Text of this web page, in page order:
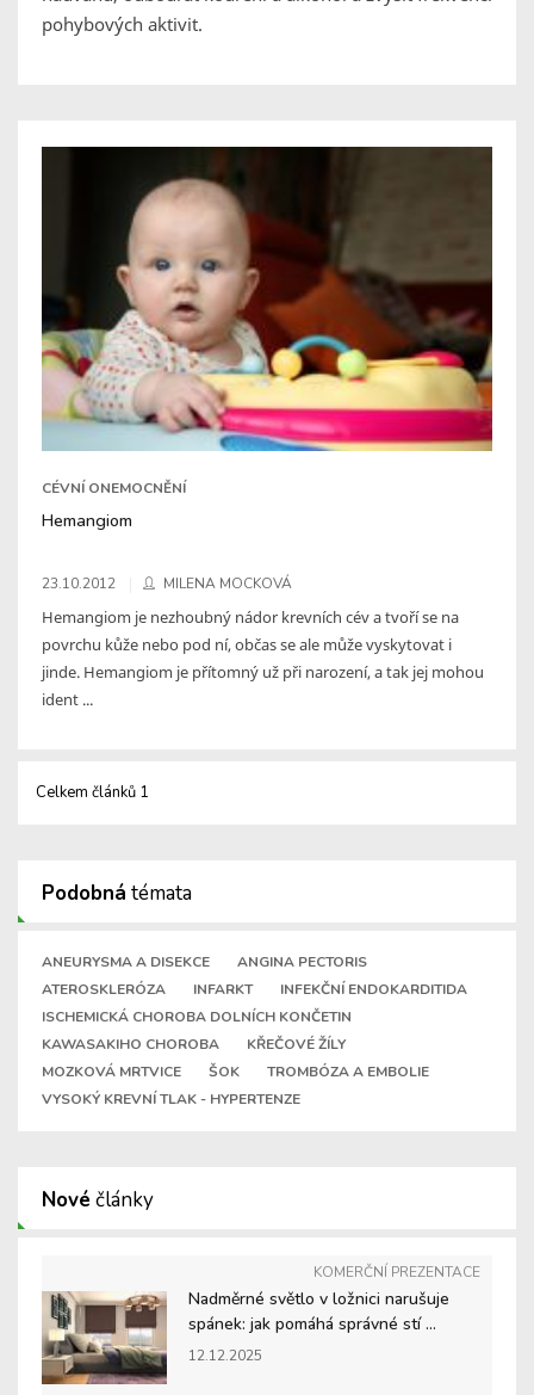
pohybových aktivit.
CÉVNÍ ONEMOCNĚNÍ
Hemangiom
23.10.2012 MILENA MOCKOVÁ
Hemangiom je nezhoubný nádor krevních cév a tvoří se na
povrchu kůže nebo pod ní, občas se ale může vyskytovat i
jinde. Hemangiom je přítomný už při narození, a tak jej mohou
ident ...
Celkem článků 1
Podobná témata
ANEURYSMA A DISEKCE
ANGINA PECTORIS
ATEROSKLERÓZA
INFARKT
INFEKČNÍ ENDOKARDITIDA
ISCHEMICKÁ CHOROBA DOLNÍCH KONČETIN
KAWASAKIHO CHOROBA
KŘEČOVÉ ŽÍLY
MOZKOVÁ MRTVICE
ŠOK
TROMBÓZA A EMBOLIE
VYSOKÝ KREVNÍ TLAK - HYPERTENZE
Nové články
KOMERČNÍ PREZENTACE
Nadměrné světlo v ložnici narušuje
spánek: jak pomáhá správné stí ...
12.12.2025